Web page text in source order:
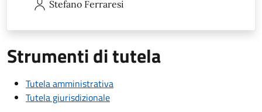
Stefano Ferraresi
Strumenti di tutela
Tutela amministrativa
Tutela giurisdizionale